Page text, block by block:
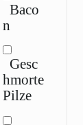
Baco
n
Gesc
hmorte
Pilze